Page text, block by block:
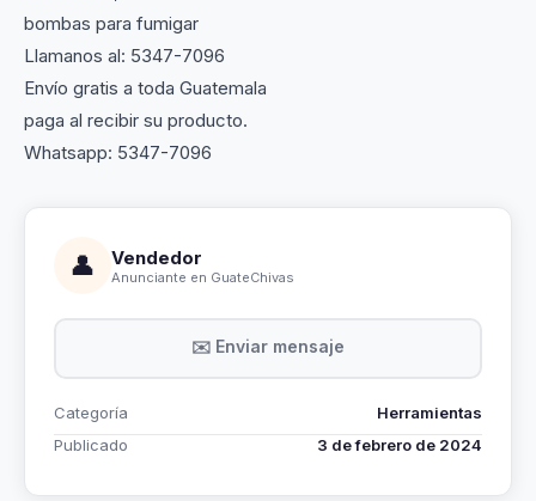
bombas para fumigar
Llamanos al: 5347-7096
Envío gratis a toda Guatemala
paga al recibir su producto.
Whatsapp: 5347-7096
👤 Vendedor
Anunciante en GuateChivas
✉️ Enviar mensaje
Categoría
Herramientas
Publicado
3 de febrero de 2024